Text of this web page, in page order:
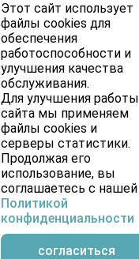
Этот сайт использует
файлы cookies для
обеспечения
работоспособности и
улучшения качества
обслуживания.
Для улучшения работы
сайта мы применяем
файлы cookies и
серверы статистики.
Продолжая его
использование, вы
соглашаетесь с нашей
Политикой
конфиденциальности
согласиться